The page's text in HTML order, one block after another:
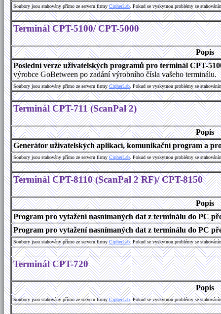
Soubory jsou stahovány přímo ze serveru firmyCipherLab. Pokud se vyskytnou problémy se
Terminál CPT-5100/ CPT-5000
Popis
Poslední verze uživatelských programů pro terminál CPT-
výrobce GoBetween po zadání výrobního čísla vašeho terminálu.
Soubory jsou stahovány přímo ze serveru firmyCipherLab. Pokud se vyskytnou problémy se
Terminál CPT-711 (ScanPal 2)
Popis
Generátor uživatelských aplikací, komunikační program a
Soubory jsou stahovány přímo ze serveru firmyCipherLab. Pokud se vyskytnou problémy se
Terminál CPT-8110 (ScanPal 2 RF)/ CPT-8150
Popis
Program pro vytažení nasnímaných dat z terminálu do PC
Program pro vytažení nasnímaných dat z terminálu do PC
Soubory jsou stahovány přímo ze serveru firmyCipherLab. Pokud se vyskytnou problémy se
Terminál CPT-720
Popis
Soubory jsou stahovány přímo ze serveru firmyCipherLab. Pokud se vyskytnou problémy se